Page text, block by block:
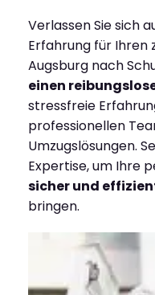
Verlassen Sie sich
Erfahrung für Ihren
Augsburg nach
einen
stressfreie
professionellen
Umzugslösungen.
Expertise, um Ihre
sicher und
bringen.